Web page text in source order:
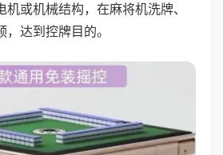
或机械结构，在麻将机洗牌、
达到控牌目的。